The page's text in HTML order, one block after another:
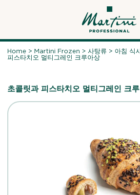
Home >Martini Frozen >사탕류 > 아침 식
피스타치오 멀티그레인 크루아상
초콜릿과 피스타치오 멀티그레인 크